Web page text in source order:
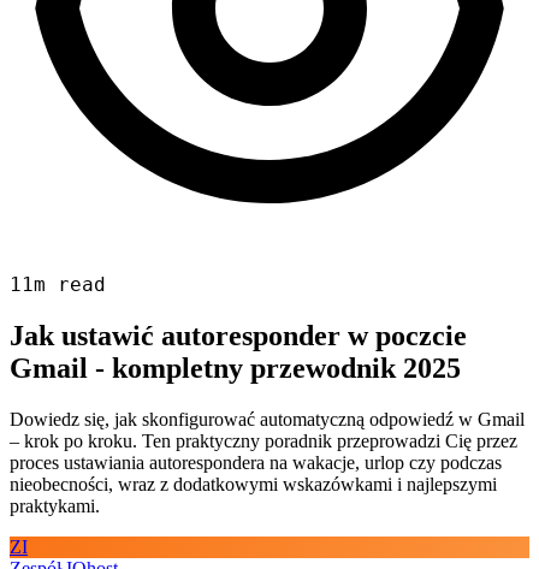
11m read
Jak ustawić autoresponder w poczcie
Gmail - kompletny przewodnik 2025
Dowiedz się, jak skonfigurować automatyczną odpowiedź w Gmail
– krok po kroku. Ten praktyczny poradnik przeprowadzi Cię przez
proces ustawiania autorespondera na wakacje, urlop czy podczas
nieobecności, wraz z dodatkowymi wskazówkami i najlepszymi
praktykami.
ZI